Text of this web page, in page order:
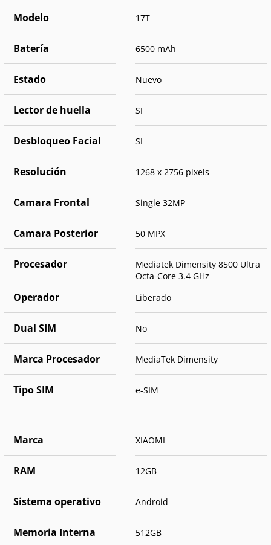
Modelo 17T
Batería 6500 mAh
Estado Nuevo
Lector de huella SI
Desbloqueo Facial SI
Resolución 1268 x 2756 pixels
Camara Frontal Single 32MP
Camara Posterior 50 MPX
Procesador
Mediatek Dimensity 8500 Ultra
Octa-Core 3.4 GHz
Operador Liberado
Dual SIM No
Marca Procesador MediaTek Dimensity
Tipo SIM e-SIM
Marca XIAOMI
RAM 12GB
Sistema operativo Android
Memoria Interna 512GB